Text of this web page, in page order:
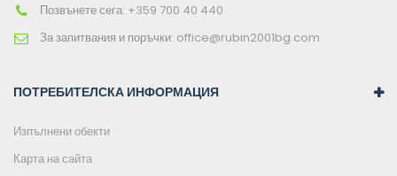
Позвънете сега: +359 700 40 440
За запитвания и поръчки: office@rubin2001bg.com
ПОТРЕБИТЕЛСКА ИНФОРМАЦИЯ
Изпълнени обекти
Карта на сайта